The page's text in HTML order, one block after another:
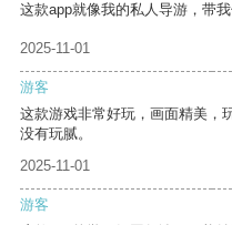
这款app就像我的私人导游，带我
2025-11-01
游客
这款游戏非常好玩，画面精美，
没有玩腻。
2025-11-01
游客